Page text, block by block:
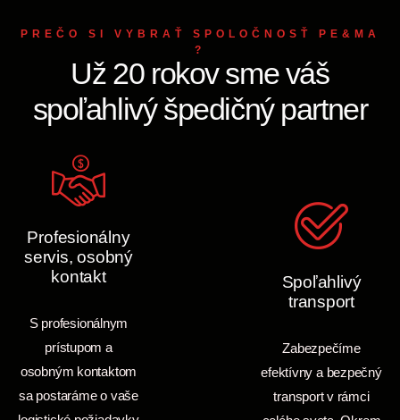
PREČO SI VYBRAŤ SPOLOČNOSŤ PE&MA
?
Už 20 rokov sme váš
spoľahlivý špedičný partner
Profesionálny
servis, osobný
kontakt
S profesionálnym
prístupom a
osobným kontaktom
sa postaráme o vaše
Spoľahlivý
transport
Zabezpečíme
efektívny a bezpečný
transport v rámci